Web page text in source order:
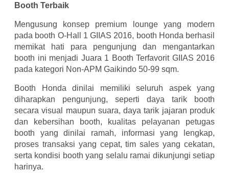
Booth Terbaik
Mengusung konsep premium lounge yang modern
pada booth O-Hall 1 GIIAS 2016, booth Honda berhasil
memikat hati para pengunjung dan mengantarkan
booth ini menjadi Juara 1 Booth Terfavorit GIIAS 2016
pada kategori Non-APM Gaikindo 50-99 sqm.
Booth Honda dinilai memiliki seluruh aspek yang
diharapkan pengunjung, seperti daya tarik booth
secara visual maupun suara, daya tarik jajaran produk
dan kebersihan booth, kualitas pelayanan petugas
booth yang dinilai ramah, informasi yang lengkap,
proses transaksi yang cepat, tim sales yang cekatan,
serta kondisi booth yang selalu ramai dikunjungi setiap
harinya.